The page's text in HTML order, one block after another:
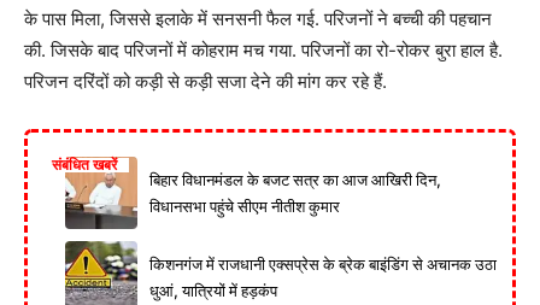
के पास मिला, जिससे इलाके में सनसनी फैल गई. परिजनों ने बच्ची की पहचान
की. जिसके बाद परिजनों में कोहराम मच गया. परिजनों का रो-रोकर बुरा हाल है.
परिजन दरिंदों को कड़ी से कड़ी सजा देने की मांग कर रहे हैं.
संबंधित खबरें
बिहार विधानमंडल के बजट सत्र का आज आखिरी दिन,
विधानसभा पहुंचे सीएम नीतीश कुमार
किशनगंज में राजधानी एक्सप्रेस के ब्रेक बाइंडिंग से अचानक उठा
धुआं, यात्रियों में हड़कंप